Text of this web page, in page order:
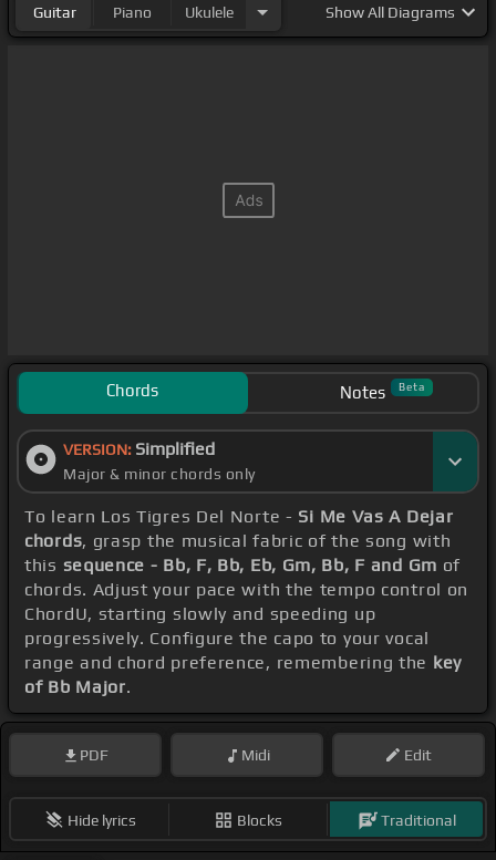
Guitar Piano Ukulele ShowAll Diagrams
Chords Notes Beta
VERSION: Simplified
Major & minor chords only
To learn Los Tigres Del Norte - Si Me Vas A Dejar
chords, grasp the musical fabric of the song with
this sequence - Bb, F, Bb, Eb, Gm, Bb, F and Gm of
chords. Adjust your pace with the tempo control on
ChordU, starting slowly and speeding up
progressively. Configure the capo to your vocal
range and chord preference, remembering the key
of Bb Major.
PDF Midi Edit
Hide lyrics Blocks Traditional